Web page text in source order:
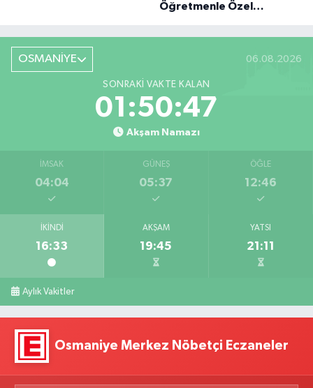
Öğretmenle Özel
OSMANİYE 06.08.2026
SONRAKI VAKTE KALAN
01:50:46
Akşam Namazı
İMSAK
04:04
GÜNEŞ
05:37
ÖĞLE
12:46
İKINDI
16:33
AKŞAM
19:45
YATSI
21:11
Aylık Vakitler
Osmaniye Merkez Nöbetçi Eczaneler